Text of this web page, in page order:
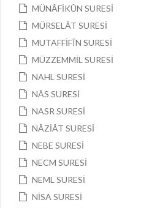
MÜNÂFİKÛN SURESİ
MÜRSELÂT SURESİ
MUTAFFİFÎN SURESİ
MÜZZEMMİL SURESİ
NAHL SURESİ
NÂS SURESİ
NASR SURESİ
NÂZİÂT SURESİ
NEBE SURESİ
NECM SURESİ
NEML SURESİ
NİSA SURESİ